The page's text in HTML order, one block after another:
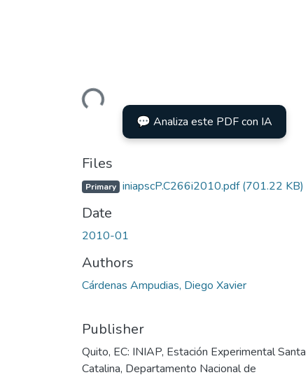
Loading...
💬 Analiza este PDF con IA
Files
Primary iniapscP.C266i2010.pdf(701.22 KB)
Date
2010-01
Authors
Cárdenas Ampudias, Diego Xavier
Publisher
Quito, EC: INIAP, Estación Experimental Santa
Catalina, Departamento Nacional de